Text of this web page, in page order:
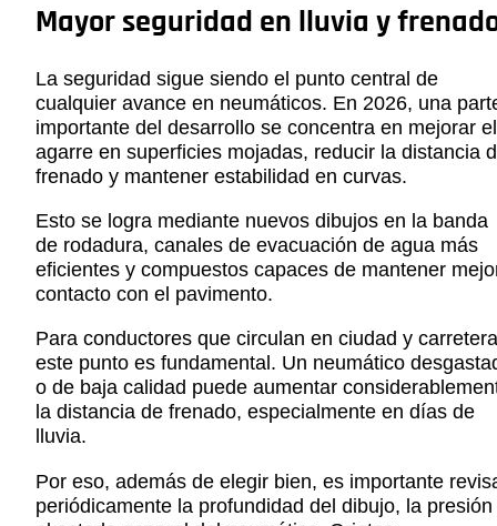
Mayor seguridad en lluvia y
La seguridad sigue siendo el punto central de
cualquier avance en neumáticos. En 2026, una
importante del desarrollo se concentra en mejorar el
agarre en superficies mojadas, reducir la distancia
frenado y mantener estabilidad en curvas.
Esto se logra mediante nuevos dibujos en la banda
de rodadura, canales de evacuación de agua más
eficientes y compuestos capaces de mantener
contacto con el pavimento.
Para conductores que circulan en ciudad y
este punto es fundamental. Un neumático
o de baja calidad puede aumentar
la distancia de frenado, especialmente en días de
lluvia.
Por eso, además de elegir bien, es importante
periódicamente la profundidad del dibujo, la presión